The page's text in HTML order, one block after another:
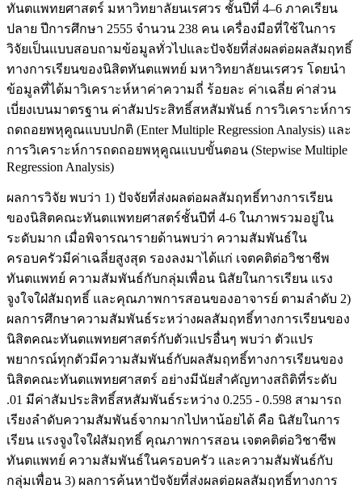
ทันตแพทยศาสตร์ มหาวิทยาลัยนเรศวร ชั้นปีที่ 4–6 ภาคเรียน
ปลาย ปีการศึกษา 2555 จำนวน 238 คน เครื่องมือที่ใช้ในการ
วิจัยเป็นแบบสอบถามข้อมูลทั่วไปและปัจจัยที่ส่งผลต่อผลสัมฤทธิ์
ทางการเรียนของนิสิตทันตแพทย์ มหาวิทยาลัยนเรศวร โดยนำ
ข้อมูลที่ได้มาวิเคราะห์หาค่าความถี่ ร้อยละ ค่าเฉลี่ย ค่าส่วน
เบี่ยงเบนมาตรฐาน ค่าสัมประสิทธิ์สหสัมพันธ์ การวิเคราะห์การ
ถดถอยพหุคูณแบบปกติ (Enter Multiple Regression Analysis) และ
การวิเคราะห์การถดถอยพหุคูณแบบขั้นตอน (Stepwise Multiple
Regression Analysis)
ผลการวิจัย พบว่า 1) ปัจจัยที่ส่งผลต่อผลสัมฤทธิ์ทางการเรียน
ของนิสิตคณะทันตแพทยศาสตร์ชั้นปีที่ 4-6 ในภาพรวมอยู่ใน
ระดับมาก เมื่อพิจารณารายด้านพบว่า ความสัมพันธ์ใน
ครอบครัวมีค่าเฉลี่ยสูงสุด รองลงมาได้แก่ เจตคติต่อวิชาชีพ
ทันตแพทย์ ความสัมพันธ์กับกลุ่มเพื่อน นิสัยในการเรียน แรง
จูงใจใฝ่สัมฤทธิ์ และคุณภาพการสอนของอาจารย์ ตามลำดับ 2)
ผลการศึกษาความสัมพันธ์ระหว่างผลสัมฤทธิ์ทางการเรียนของ
นิสิตคณะทันตแพทยศาสตร์กับตัวแปรอื่นๆ พบว่า ตัวแปร
พยากรณ์ทุกตัวมีความสัมพันธ์กับผลสัมฤทธิ์ทางการเรียนของ
นิสิตคณะทันตแพทยศาสตร์ อย่างมีนัยสำคัญทางสถิติที่ระดับ
.01 มีค่าสัมประสิทธิ์สหสัมพันธ์ระหว่าง 0.255 - 0.598 สามารถ
เรียงลำดับความสัมพันธ์จากมากไปหาน้อยได้ คือ นิสัยในการ
เรียน แรงจูงใจใฝ่สัมฤทธิ์ คุณภาพการสอน เจตคติต่อวิชาชีพ
ทันตแพทย์ ความสัมพันธ์ในครอบครัว และความสัมพันธ์กับ
กลุ่มเพื่อน 3) ผลการค้นหาปัจจัยที่ส่งผลต่อผลสัมฤทธิ์ทางการ